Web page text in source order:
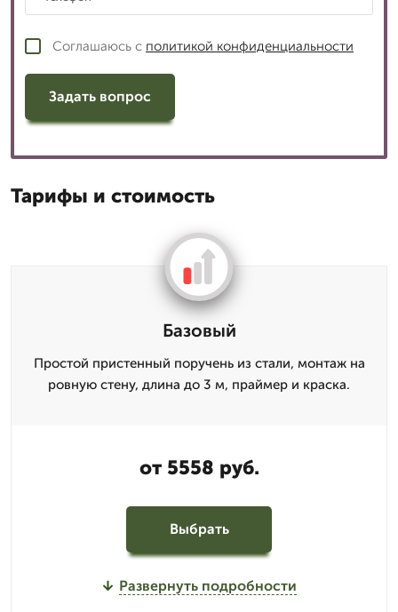
Соглашаюсь с политикой конфиденциальности
Задать вопрос
Тарифы и стоимость
Базовый
Простой пристенный поручень из стали, монтаж на
ровную стену, длина до 3 м, праймер и краска.
от 5558 руб.
Выбрать
Развернуть подробности